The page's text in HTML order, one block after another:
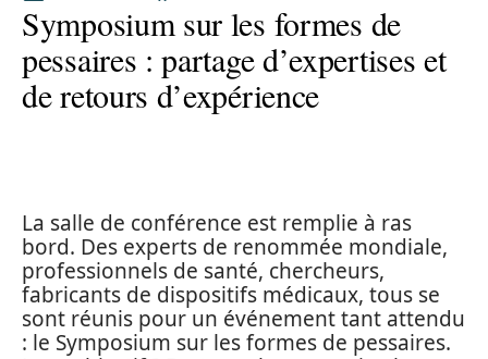
Symposium sur les formes de
pessaires : partage d’expertises et
de retours d’expérience
La salle de conférence est remplie à ras
bord. Des experts de renommée mondiale,
professionnels de santé, chercheurs,
fabricants de dispositifs médicaux, tous se
sont réunis pour un événement tant attendu
: le Symposium sur les formes de pessaires.